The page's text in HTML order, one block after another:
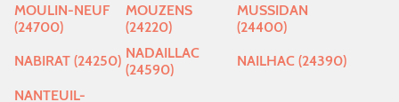
MOULIN-NEUF
(24700)
MOUZENS
(24220)
MUSSIDAN
(24400)
NABIRAT (24250) NADAILLAC
(24590)
NAILHAC (24390)
NANTEUIL-